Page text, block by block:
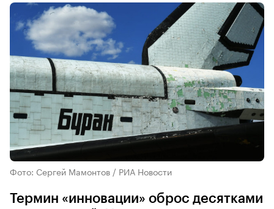
Фото: Сергей Мамонтов / РИА Новости
Термин «инновации» оброс десятками